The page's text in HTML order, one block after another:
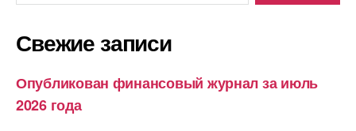
Свежие записи
Опубликован финансовый журнал за июль
2026 года